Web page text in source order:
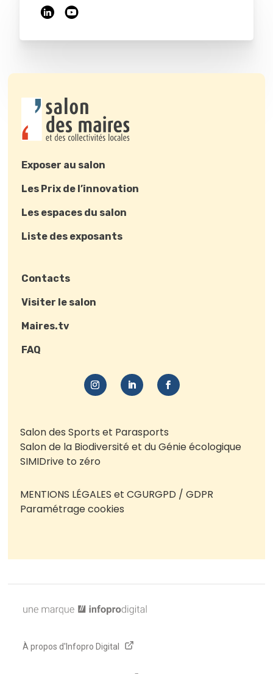
Exposer au salon
Les Prix de l’innovation
Les espaces du salon
Liste des exposants
Contacts
Visiter le salon
Maires.tv
FAQ
Salon des Sports et Parasports
Salon de la Biodiversité et du Génie écologique
SIMIDrive to zéro
MENTIONS LÉGALES et CGURGPD / GDPR
Paramétrage cookies